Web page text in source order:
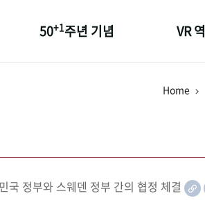
50+1주년 기념 VR
Home
국 정부와 스웨덴 정부 간의 협정 체결